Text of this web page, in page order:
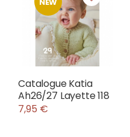
Catalogue Katia
Ah26/27 Layette 118
7,95 €